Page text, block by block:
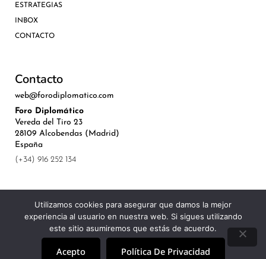
ESTRATEGIAS
INBOX
CONTACTO
Contacto
web@forodiplomatico.com
Foro Diplomático
Vereda del Tiro 23
28109 Alcobendas (Madrid)
España
(+34) 916 252 134
©Royal Lis Spain 2024
Aviso Legal, Política de Privacidad y Cookies
Utilizamos cookies para asegurar que damos la mejor
experiencia al usuario en nuestra web. Si sigues utilizando
este sitio asumiremos que estás de acuerdo.
Acepto Política De Privacidad